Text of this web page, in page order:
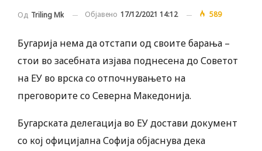
Од Triling Mk Објавено 17/12/2021 14:12 589
Бугарија нема да отстапи од своите барања –
стои во засебната изјава поднесена до Советот
на ЕУ во врска со отпочнувањето на
преговорите со Северна Македонија.
Бугарската делегација во ЕУ достави документ
со кој официјална Софија објаснува дека